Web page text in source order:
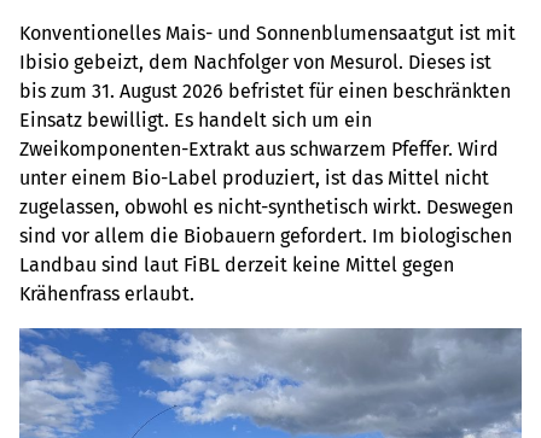
Konventionelles Mais- und Sonnenblumensaatgut ist mit
Ibisio gebeizt, dem Nachfolger von Mesurol. Dieses ist
bis zum 31. August 2026 befristet für einen beschränkten
Einsatz bewilligt. Es handelt sich um ein
Zweikomponenten-Extrakt aus schwarzem Pfeffer. Wird
unter einem Bio-Label produziert, ist das Mittel nicht
zugelassen, obwohl es nicht-synthetisch wirkt. Deswegen
sind vor allem die Biobauern gefordert. Im biologischen
Landbau sind laut FiBL derzeit keine Mittel gegen
Krähenfrass erlaubt.